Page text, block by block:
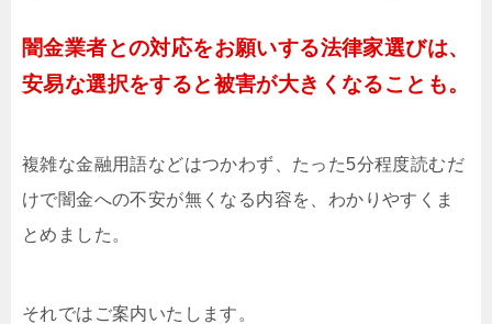
闇金業者との対応をお願いする法律家選びは、
安易な選択をすると被害が大きくなることも。
複雑な金融用語などはつかわず、たった5分程度読むだ
けで闇金への不安が無くなる内容を、わかりやすくま
とめました。
それではご案内いたします。